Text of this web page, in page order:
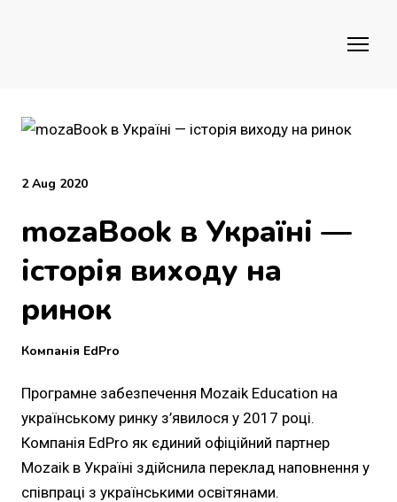
2 Aug 2020
mozaBook в Україні —
історія виходу на
ринок
Компанія EdPro
Програмне забезпечення Mozaik Education на
українському ринку з’явилося у 2017 році.
Компанія EdPro як єдиний офіційний партнер
Mozaik в Україні здійснила переклад наповнення у
співпраці з українськими освітянами.